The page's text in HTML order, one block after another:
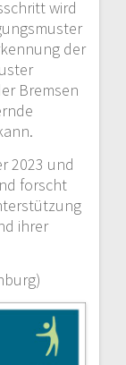
wird
der
Bremsen
2023 und
forscht
ihrer